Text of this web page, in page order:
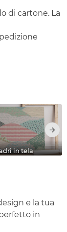
di cartone. La
in tela
e la tua
in